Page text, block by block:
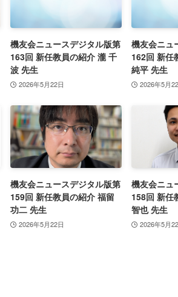
機友会ニュースデジタル版第
163回 新任教員の紹介 瀧 千
波 先生
2026年5月22日
機友会ニュ
162回 新任
純平 先生
2026年5月
機友会ニュースデジタル版第
159回 新任教員の紹介 福留
功二 先生
2026年5月22日
機友会ニュ
158回 新任
智也 先生
2026年5月